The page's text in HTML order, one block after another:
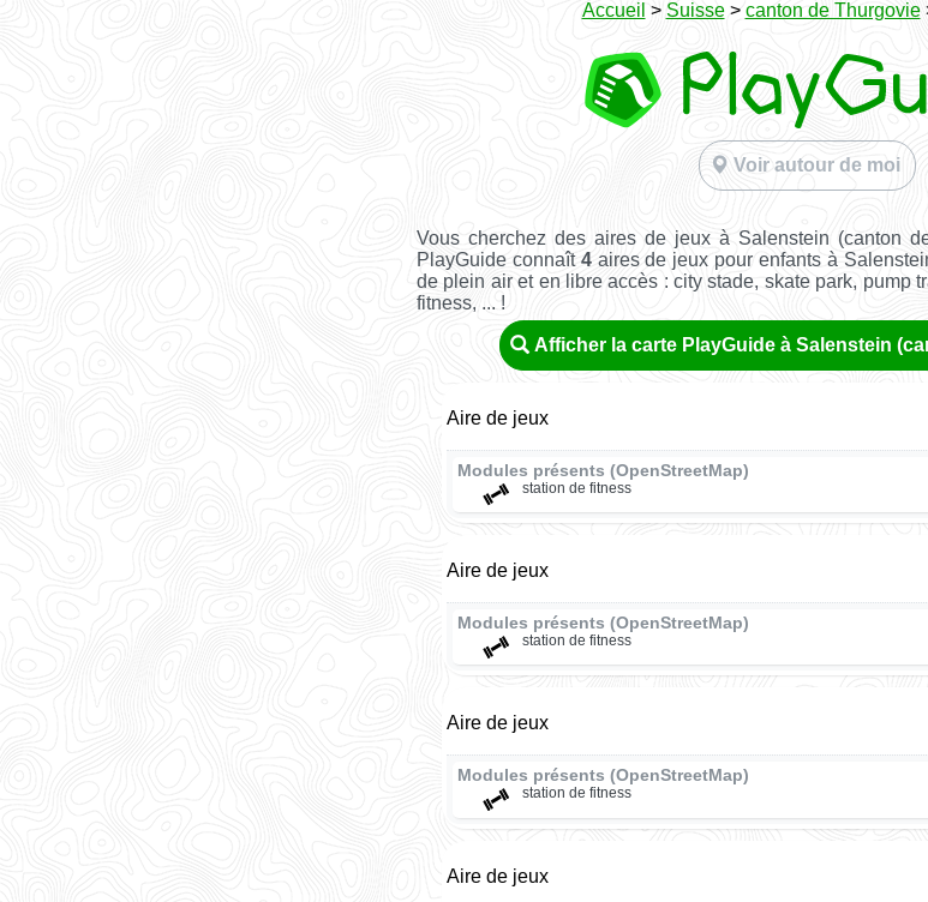
Accueil > Suisse> canton de Thurgovie
Voir autour de moi
Vous cherchez des aires de jeux à Salenstein (canton
PlayGuide connaît 4aires de jeux pour enfants à
de plein air et en libre accès : city stade, skate park, pump
fitness, ... !
Afficher la carte PlayGuide à Salenstein
Aire de jeux
Modules présents (OpenStreetMap)
station de fitness
Aire de jeux
Modules présents (OpenStreetMap)
station de fitness
Aire de jeux
Modules présents (OpenStreetMap)
station de fitness
Aire de jeux